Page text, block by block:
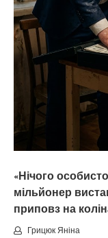
«Нічого
мільйонер
приповз на
Грицюк Яніна